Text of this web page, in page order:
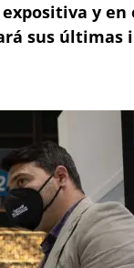
y
sus últimas